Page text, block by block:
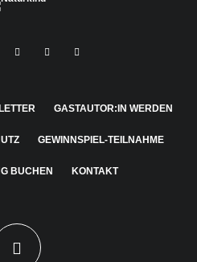
GASTAUTOR:IN WERDEN
GEWINNSPIEL-TEILNAHME
BUCHEN KONTAKT